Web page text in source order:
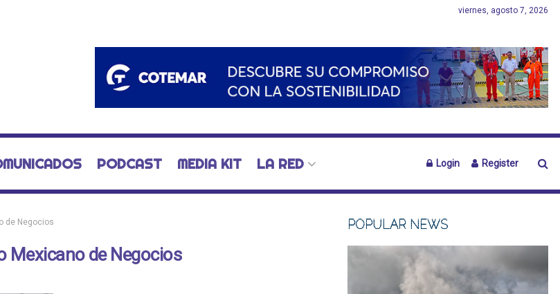
viernes, agosto 7, 2026
PODCAST MEDIA KIT LA RED Login Register
de Negocios
Mexicano de Negocios
POPULAR NEWS